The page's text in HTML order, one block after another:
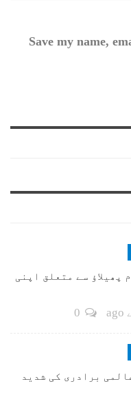
Save my name,
پھیلاؤ سے متعلق اپنی
برادری کی شدید